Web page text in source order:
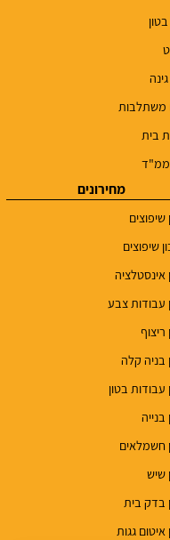
משתלבות
בית
ממ"ד
מחירונים
שיפוצים
שיפוצים
אינסטלציה
עבודות צבע
ריצוף
בניה קלה
עבודות בטון
בנייה
חשמלאים
שיש
בדק בית
איטום גגות